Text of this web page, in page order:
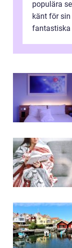
populära
känt för sin
fantastiska